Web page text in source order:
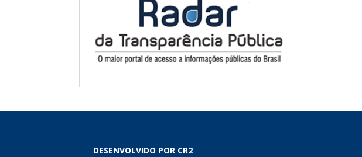
DESENVOLVIDO POR CR2